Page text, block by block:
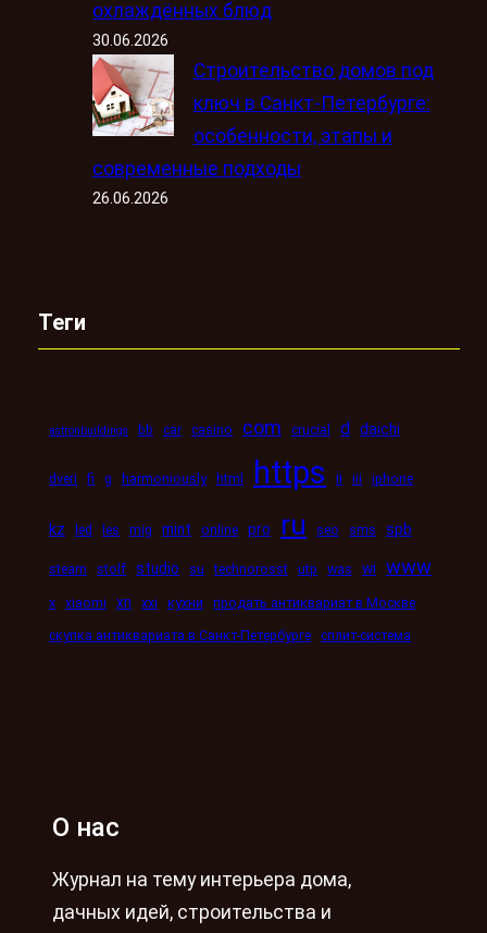
охлаждённых блюд
30.06.2026
Строительство домов под
ключ в Санкт-Петербурге:
особенности, этапы и
современные подходы
26.06.2026
Теги
astronbuildings bb car casino com crucial d daichi
dveri fi g harmoniously html https ii iii iphone
kz led les mig mint online pro ru seo sms spb
steam stolf studio su technorosst utp was wi www
x xiaomi xn xxi кухни
продать антиквариат в Москве
скупка антиквариата в Санкт-Петербурге сплит-система
О нас
Журнал на тему интерьера дома,
дачных идей, строительства и